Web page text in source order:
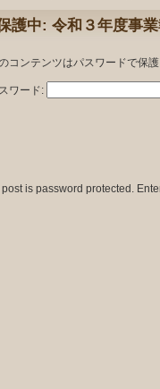
護中: 令和３年度事
コンテンツはパスワードで保
ワード:
is password protected.